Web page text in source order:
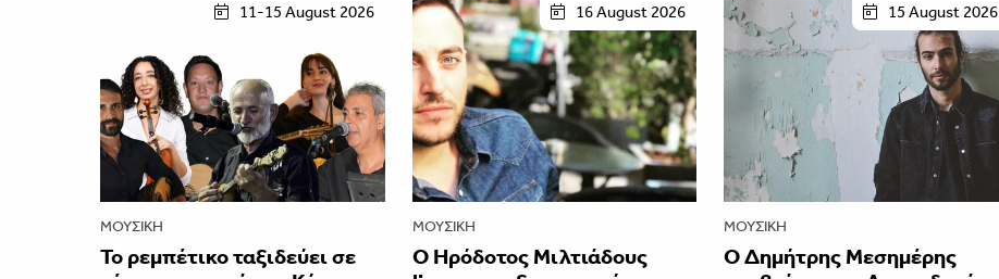
11-15 August 2026
ΜΟΥΣΙΚΉ
Το ρεμπέτικο ταξιδεύει σε
16 August 2026
ΜΟΥΣΙΚΉ
Ο Ηρόδοτος Μιλτιάδους
15 August 2026
ΜΟΥΣΙΚΉ
Ο Δημήτρης Μεσημέρης